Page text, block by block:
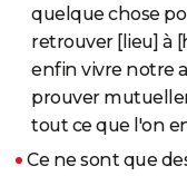
quelque chose
retrouver [lieu] à
enfin vivre notre
prouver
tout ce que l'on
Ce ne sont que